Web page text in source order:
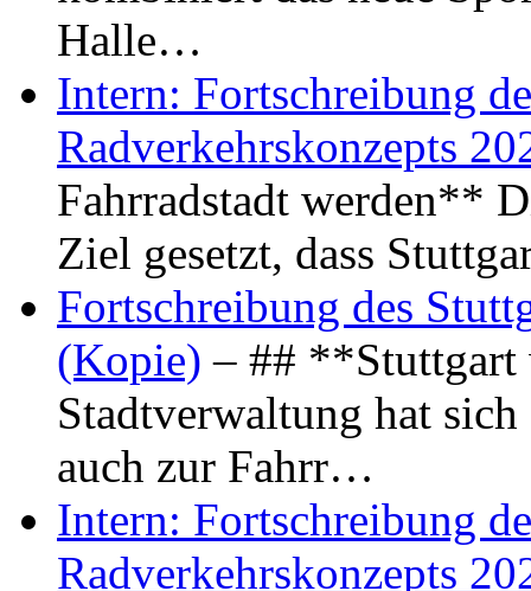
Halle…
Intern: Fortschreibung
Radverkehrskonzepts
Fahrradstadt werden**
Ziel gesetzt, dass
Fortschreibung des
(Kopie) – ## **Stuttgart
Stadtverwaltung hat
auch zur Fahrr…
Intern: Fortschreibung
Radverkehrskonzepts